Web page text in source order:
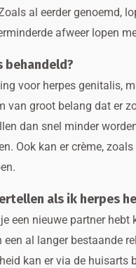
al eerder genoemd,
afweer lopen
behandeld?
voor herpes genitalis,
van groot belang dat er
dan snel minder
Ook kan er crème,
als ik herpes
een nieuwe partner
al langer bestaande
kan er via de